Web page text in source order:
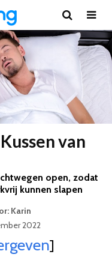
van
open, zodat
kunnen slapen
Karin
2022
]